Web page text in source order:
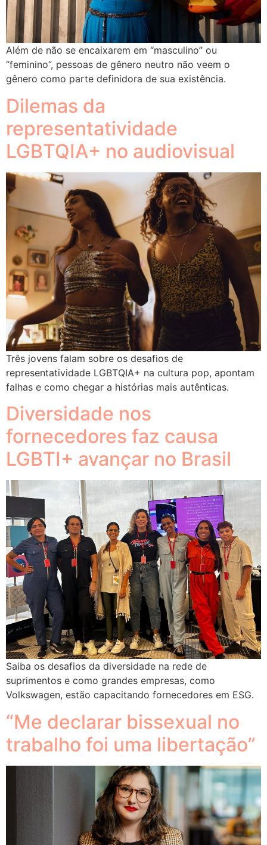
Além de não se encaixarem em “masculino” ou
“feminino”, pessoas de gênero neutro não veem o
gênero como parte definidora de sua existência.
Dilemas da
representatividade
LGBTQIA+ no audiovisual
Três jovens falam sobre os desafios de
representatividade LGBTQIA+ na cultura pop, apontam
falhas e como chegar a histórias mais autênticas.
Diversidade nos
fornecedores faz causa
LGBTI+ avançar no Brasil
Saiba os desafios da diversidade na rede de
suprimentos e como grandes empresas, como
Volkswagen, estão capacitando fornecedores em ESG.
“Me declarar bissexual no
trabalho foi uma libertação”